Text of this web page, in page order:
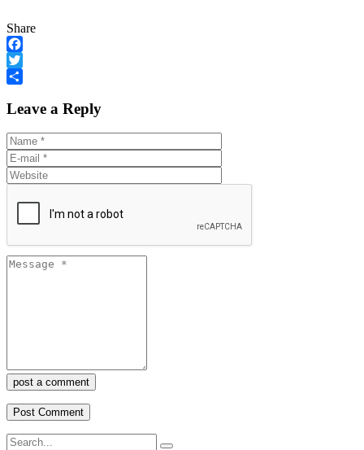
Share
Facebook
Twitter
Leave a Reply
post a comment